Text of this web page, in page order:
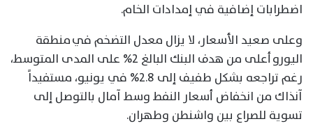
اضطرابات إضافية في إمدادات الخام.
وعلى صعيد الأسعار، لا يزال معدل التضخم في منطقة
اليورو أعلى من هدف البنك البالغ 2% على المدى المتوسط،
رغم تراجعه بشكل طفيف إلى 2.8% في يونيو، مستفيداً
آنذاك من انخفاض أسعار النفط وسط آمال بالتوصل إلى
تسوية للصراع بين واشنطن وطهران.